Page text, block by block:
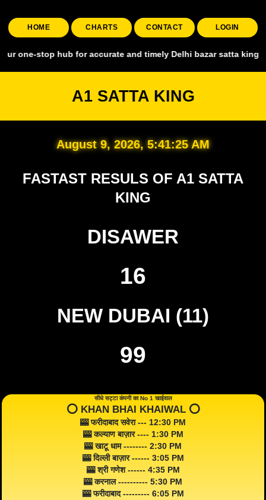
HOME CHARTS CONTACT LOGIN
hub for accurate and timely Delhi bazar satta king, covering
A1 SATTA KING
August 9, 2026, 5:41:26 AM
FASTAST RESULS OF A1 SATTA
KING
DISAWER
16
NEW DUBAI (11)
99
सीधे सट्टा कंपनी का No 1 खाईवाल
⭕️ KHAN BHAI KHAIWAL ⭕️
🎰 फरीदाबाद सवेरा --- 12:30 PM
🎰 कल्याण बाज़ार ---- 1:30 PM
🎰 खाटू धाम -------- 2:30 PM
🎰 दिल्ली बाज़ार ------ 3:05 PM
🎰 श्री गणेश ------ 4:35 PM
🎰 करनाल ---------- 5:30 PM
🎰 फरीदाबाद --------- 6:05 PM